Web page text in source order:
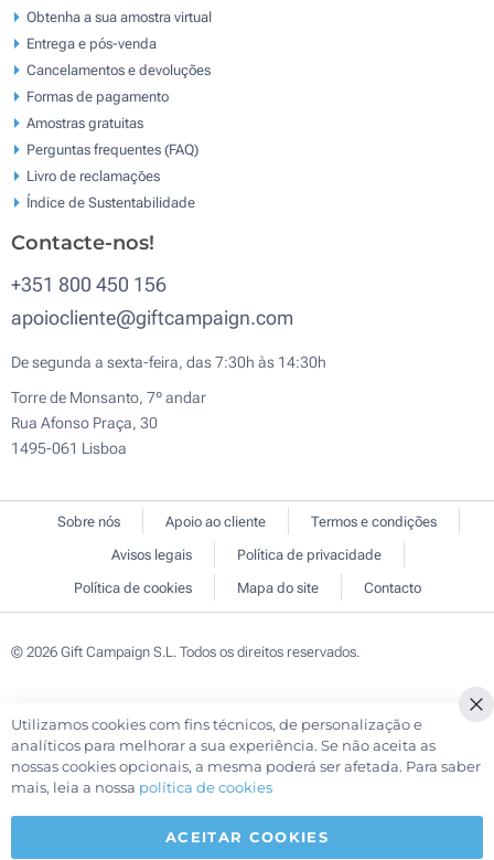
Obtenha a sua amostra virtual
Entrega e pós-venda
Cancelamentos e devoluções
Formas de pagamento
Amostras gratuitas
Perguntas frequentes (FAQ)
Livro de reclamaçōes
Índice de Sustentabilidade
Contacte-nos!
+351 800 450 156
apoiocliente@giftcampaign.com
De segunda a sexta-feira, das 7:30h às 14:30h
Torre de Monsanto, 7º andar
Rua Afonso Praça, 30
1495-061 Lisboa
Sobre nós Apoio ao cliente
Termos e condições
Avisos legais
Política de privacidade
Política de cookies
Mapa do site Contacto
© 2026 Gift Campaign S.L. Todos os direitos reservados.
Utilizamos cookies com fins técnicos, de personalização e
analíticos para melhorar a sua experiência. Se não aceita as
nossas cookies opcionais, a mesma poderá ser afetada. Para saber
mais, leia a nossa política de cookies
ACEITAR COOKIES